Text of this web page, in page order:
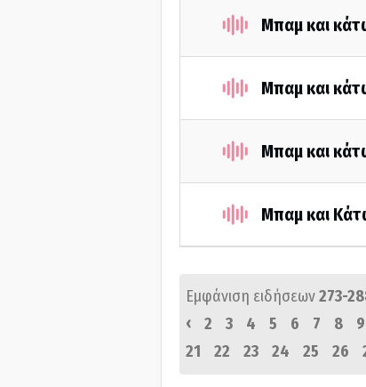
Μπαμ και
Μπαμ και
Μπαμ και
Μπαμ και
Εμφάνιση ειδήσεων273-
‹
2 3 4 5 6 7 8 9
21
22 23 24 25 26